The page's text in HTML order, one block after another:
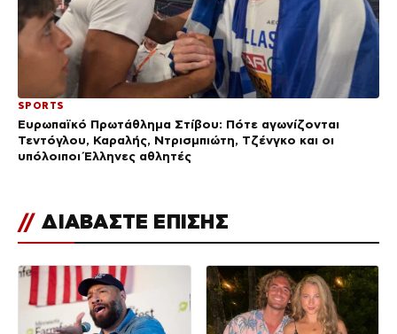
SPORTS
Ευρωπαϊκό Πρωτάθλημα Στίβου: Πότε αγωνίζονται
Τεντόγλου, Καραλής, Ντρισμπιώτη, Τζένγκο και οι
υπόλοιποι Έλληνες αθλητές
// ΔΙΑΒΑΣΤΕ ΕΠΙΣΗΣ